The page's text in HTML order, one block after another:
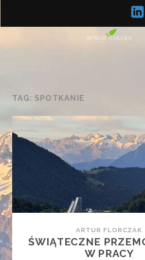
TAG: SPOTKANIE
ARTUR FLORCZAK
ŚWIĄTECZNE
W PRACY